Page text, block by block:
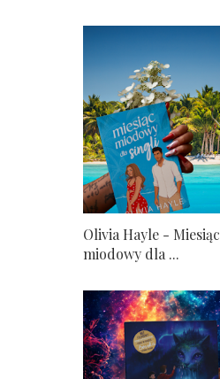
Olivia Hayle - Miesiąc
miodowy dla ...